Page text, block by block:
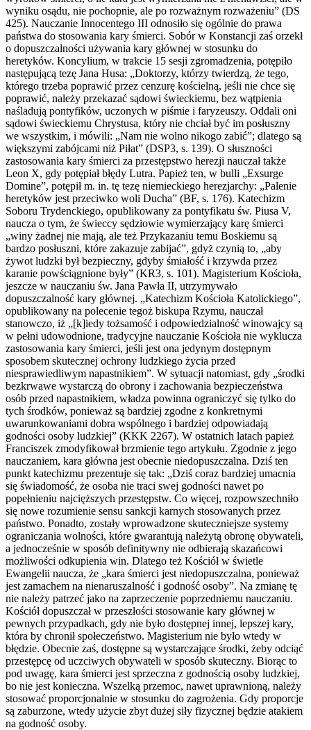
wyniku osądu, nie pochopnie, ale po rozważnym rozważeniu” (DS
425). Nauczanie Innocentego III odnosiło się ogólnie do prawa
państwa do stosowania kary śmierci. Sobór w Konstancji zaś orzekł
o dopuszczalności używania kary głównej w stosunku do
heretyków. Koncylium, w trakcie 15 sesji zgromadzenia, potępiło
następującą tezę Jana Husa: „Doktorzy, którzy twierdzą, że tego,
którego trzeba poprawić przez cenzurę kościelną, jeśli nie chce się
poprawić, należy przekazać sądowi świeckiemu, bez wątpienia
naśladują pontyfików, uczonych w piśmie i faryzeuszy. Oddali oni
sądowi świeckiemu Chrystusa, który nie chciał być im posłuszny
we wszystkim, i mówili: „Nam nie wolno nikogo zabić”; dlatego są
większymi zabójcami niż Piłat” (DSP3, s. 139). O słuszności
zastosowania kary śmierci za przestępstwo herezji nauczał także
Leon X, gdy potępiał błędy Lutra. Papież ten, w bulli „Exsurge
Domine”, potępił m. in. tę tezę niemieckiego herezjarchy: „Palenie
heretyków jest przeciwko woli Ducha” (BF, s. 176). Katechizm
Soboru Trydenckiego, opublikowany za pontyfikatu św. Piusa V,
naucza o tym, że świeccy sędziowie wymierzający karę śmierci
„winy żadnej nie mają, ale też Przykazaniu temu Boskiemu są
bardzo posłuszni, które zakazuje zabijać”, gdyż czynią to, „aby
żywot ludzki był bezpieczny, gdyby śmiałość i krzywda przez
karanie powściągnione były” (KR3, s. 101). Magisterium Kościoła,
jeszcze w nauczaniu św. Jana Pawła II, utrzymywało
dopuszczalność kary głównej. „Katechizm Kościoła Katolickiego”,
opublikowany na polecenie tegoż biskupa Rzymu, nauczał
stanowczo, iż „[k]iedy tożsamość i odpowiedzialność winowajcy są
w pełni udowodnione, tradycyjne nauczanie Kościoła nie wyklucza
zastosowania kary śmierci, jeśli jest ona jedynym dostępnym
sposobem skutecznej ochrony ludzkiego życia przed
niesprawiedliwym napastnikiem”. W sytuacji natomiast, gdy „środki
bezkrwawe wystarczą do obrony i zachowania bezpieczeństwa
osób przed napastnikiem, władza powinna ograniczyć się tylko do
tych środków, ponieważ są bardziej zgodne z konkretnymi
uwarunkowaniami dobra wspólnego i bardziej odpowiadają
godności osoby ludzkiej” (KKK 2267). W ostatnich latach papież
Franciszek zmodyfikował brzmienie tego artykułu. Zgodnie z jego
nauczaniem, kara główna jest obecnie niedopuszczalna. Dziś ten
punkt katechizmu prezentuje się tak: „Dziś coraz bardziej umacnia
się świadomość, że osoba nie traci swej godności nawet po
popełnieniu najcięższych przestępstw. Co więcej, rozpowszechniło
się nowe rozumienie sensu sankcji karnych stosowanych przez
państwo. Ponadto, zostały wprowadzone skuteczniejsze systemy
ograniczania wolności, które gwarantują należytą obronę obywateli,
a jednocześnie w sposób definitywny nie odbierają skazańcowi
możliwości odkupienia win. Dlatego też Kościół w świetle
Ewangelii naucza, że „kara śmierci jest niedopuszczalna, ponieważ
jest zamachem na nienaruszalność i godność osoby”. Na zmianę tę
nie należy patrzeć jako na zaprzeczenie poprzedniemu nauczaniu.
Kościół dopuszczał w przeszłości stosowanie kary głównej w
pewnych przypadkach, gdy nie było dostępnej innej, lepszej kary,
która by chronił społeczeństwo. Magisterium nie było wtedy w
błędzie. Obecnie zaś, dostępne są wystarczające środki, żeby odciąć
przestępcę od uczciwych obywateli w sposób skuteczny. Biorąc to
pod uwagę, kara śmierci jest sprzeczna z godnością osoby ludzkiej,
bo nie jest konieczna. Wszelką przemoc, nawet uprawnioną, należy
stosować proporcjonalnie w stosunku do zagrożenia. Gdy proporcje
są zaburzone, wtedy użycie zbyt dużej siły fizycznej będzie atakiem
na godność osoby.